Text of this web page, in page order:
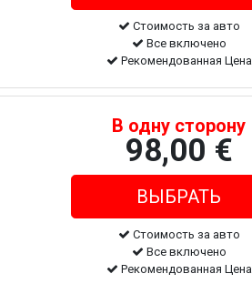
Стоимость за авто
Все включено
Рекомендованная Цена
В одну сторону
98,00 €
Стоимость за авто
Все включено
Рекомендованная Цена